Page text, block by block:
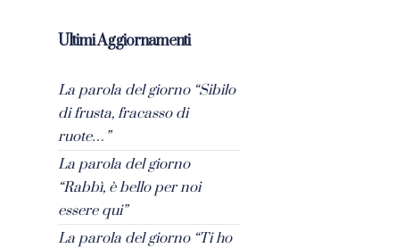
Ultimi Aggiornamenti
La parola del giorno “Sibilo
di frusta, fracasso di
ruote…”
La parola del giorno
“Rabbì, è bello per noi
essere qui”
La parola del giorno “Ti ho